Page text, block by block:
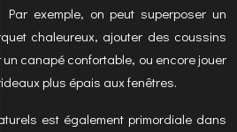
Par exemple, on peut superposer un
chaleureux, ajouter des coussins
canapé confortable, ou encore jouer
plus épais aux fenêtres.
est également primordiale dans